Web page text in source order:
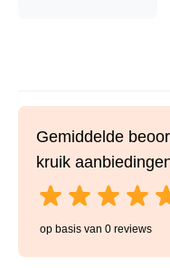
Gemiddelde
kruik
op basis van 0 reviews